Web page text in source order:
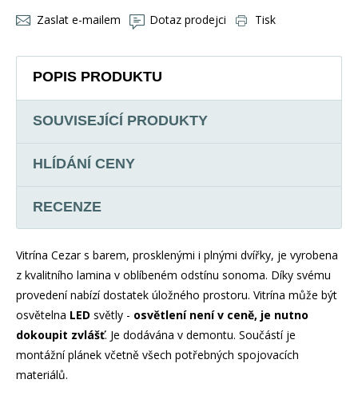
Zaslat e-mailem
Dotaz prodejci Tisk
POPIS PRODUKTU
SOUVISEJÍCÍ PRODUKTY
HLÍDÁNÍ CENY
RECENZE
Vitrína Cezar s barem, prosklenými i plnými dvířky, je vyrobena
z kvalitního lamina v oblíbeném odstínu sonoma. Díky svému
provedení nabízí dostatek úložného prostoru. Vitrína může být
osvětelna LED světly - osvětlení není v ceně, je nutno
dokoupit zvlášť. Je dodávána v demontu. Součástí je
montážní plánek včetně všech potřebných spojovacích
materiálů.